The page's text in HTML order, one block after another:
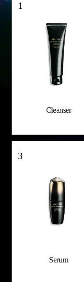
1
Cleanser
3
Serum